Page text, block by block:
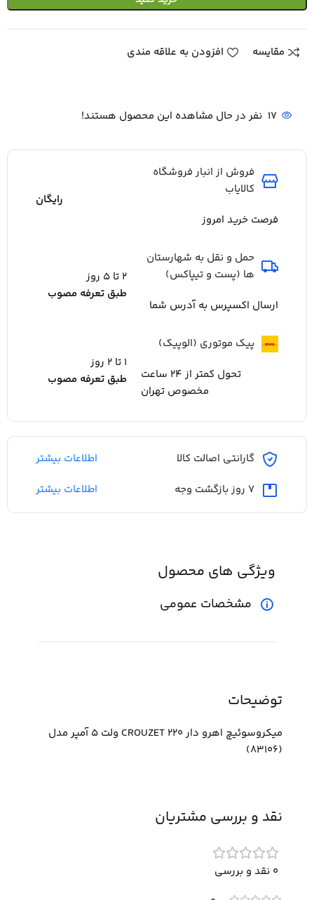
مقایسه افزودن به علاقه مندی
17 نفر در حال مشاهده این محصول هستند!
فروش از انبار فروشگاه
کالایاب
فرصت خرید امروز
رایگان
حمل و نقل به شهارستان
ها (پست و تیپاکس)
ارسال اکسپرس به آدرس شما
2 تا ۵ روز
طبق تعرفه مصوب
پیک موتوری (الوپیک)
تحول کمتر از 24 ساعت
مخصوص تهران
۱ تا ۲ روز
طبق تعرفه مصوب
گارانتی اصالت کالا
اطلاعات بیشتر
۷ روز بازگشت وجه
اطلاعات بیشتر
توضیحات
میکروسوئیچ اهرو دار CROUZET 220 ولت 5 آمپر مدل
(83106)
ویژگی های محصول
مشخصات عمومی
نقد و بررسی مشتریان
0 نقد و بررسی